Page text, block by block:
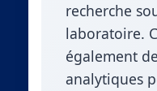
recherche
laboratoire.
également
analytiques